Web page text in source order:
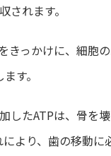
されます。
きっかけに、細胞
す。
したATPは、 骨を
より、歯の移動